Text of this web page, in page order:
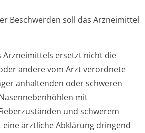
Beschwerden soll das Arzneimittel
Arzneimittels ersetzt nicht die
andere vom Arzt verordnete
anhaltenden oder schweren
mit
und schwerem
eine ärztliche Abklärung dringend